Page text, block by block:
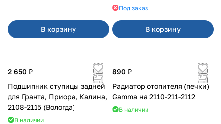
В корзину
Под заказ
В корзину
2 650 ₽
Подшипник ступицы задней
для Гранта, Приора, Калина,
2108-2115 (Вологда)
В наличии
890 ₽
Радиатор отопителя (печки)
Gamma на 2110-211-2112
В наличии